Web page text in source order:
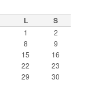
L S
1
2
8
9
15
16
22
23
29
30